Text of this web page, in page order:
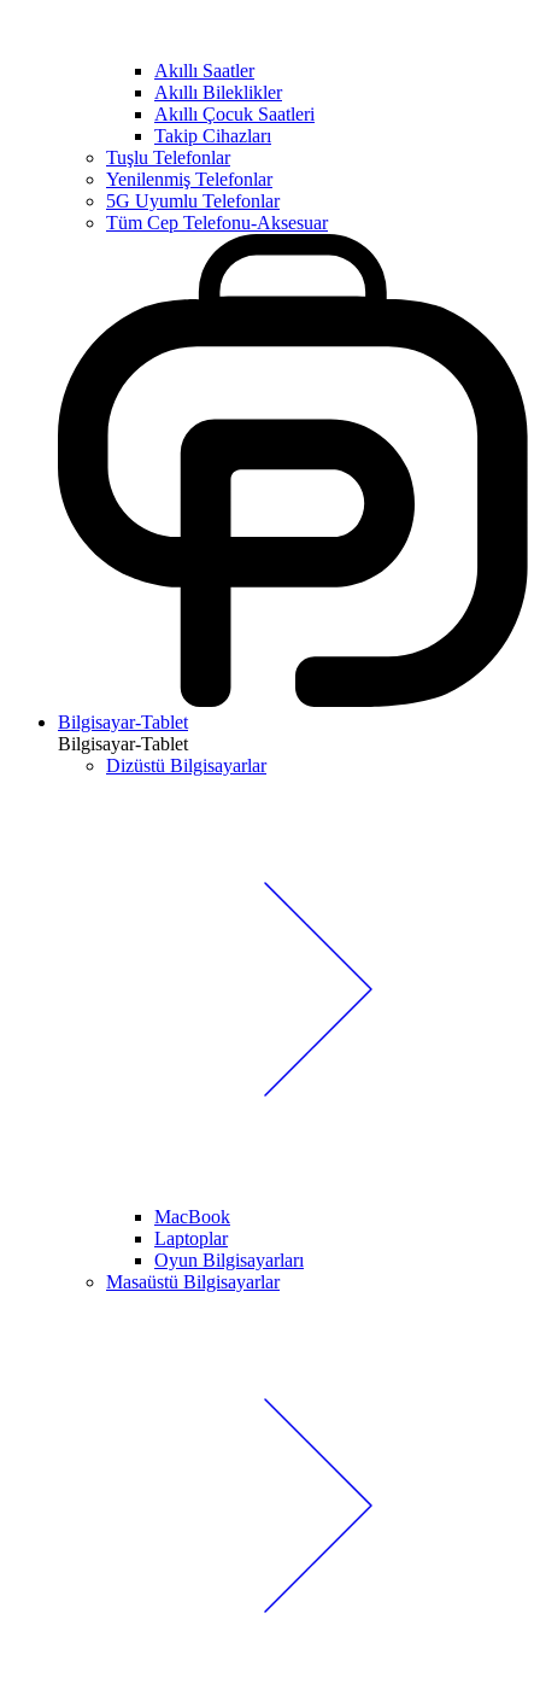
Akıllı Saatler
Akıllı Bileklikler
Akıllı Çocuk Saatleri
Takip Cihazları
Tuşlu Telefonlar
Yenilenmiş Telefonlar
5G Uyumlu Telefonlar
Tüm Cep Telefonu-Aksesuar
Bilgisayar-Tablet
Bilgisayar-Tablet
Dizüstü Bilgisayarlar
MacBook
Laptoplar
Oyun Bilgisayarları
Masaüstü Bilgisayarlar